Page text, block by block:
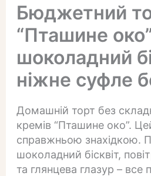
Бюджетний
“Пташине
шоколадний
ніжне суфле
Домашній торт без
кремів “Пташине око”.
справжньою знахідкою.
шоколадний бісквіт,
та глянцева глазур – все